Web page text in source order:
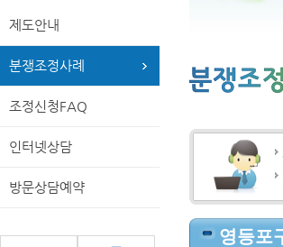
제도안내
분쟁조정사례
조정신청FAQ
인터넷상담
방문상담예약
영등포